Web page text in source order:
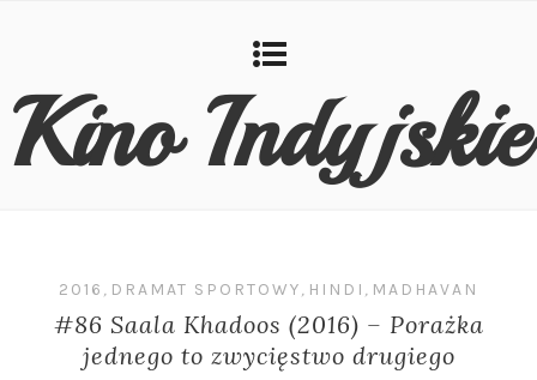
Kino Indyjskie
2016 , DRAMAT SPORTOWY, HINDI , MADHAVAN
#86 Saala Khadoos (2016) – Porażka
jednego to zwycięstwo drugiego